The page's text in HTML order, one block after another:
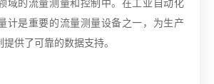
计是重要的流量测量设备之一，为生产
供了可靠的数据支持。